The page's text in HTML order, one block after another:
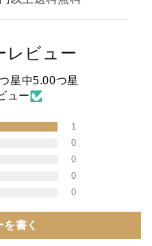
レビュー
星中5.00つ星
ュー
1
0
0
0
0
を書く